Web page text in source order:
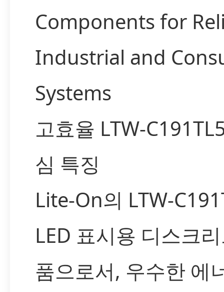
Components for
Industrial and
Systems
고효율 LTW-
심 특징
Lite-On의 LTW-
LED 표시용 디스크
품으로서, 우수한 에